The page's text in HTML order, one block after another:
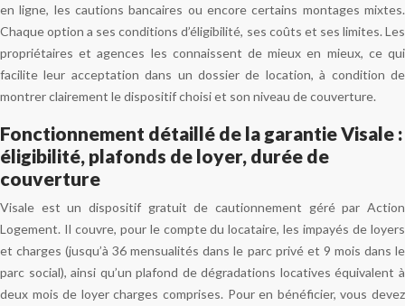
en ligne, les cautions bancaires ou encore certains montages mixtes.
Chaque option a ses conditions d’éligibilité, ses coûts et ses limites. Les
propriétaires et agences les connaissent de mieux en mieux, ce qui
facilite leur acceptation dans un dossier de location, à condition de
montrer clairement le dispositif choisi et son niveau de couverture.
Fonctionnement détaillé de la garantie Visale :
éligibilité, plafonds de loyer, durée de
couverture
Visale est un dispositif gratuit de cautionnement géré par Action
Logement. Il couvre, pour le compte du locataire, les impayés de loyers
et charges (jusqu’à 36 mensualités dans le parc privé et 9 mois dans le
parc social), ainsi qu’un plafond de dégradations locatives équivalent à
deux mois de loyer charges comprises. Pour en bénéficier, vous devez